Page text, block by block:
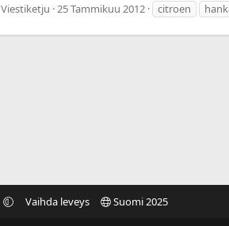
Viestiketju 25 Tammikuu 2012 citroen
Vaihda leveys Suomi 2025